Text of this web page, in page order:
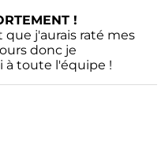
!
j'aurais raté mes
donc je
à toute l'équipe !